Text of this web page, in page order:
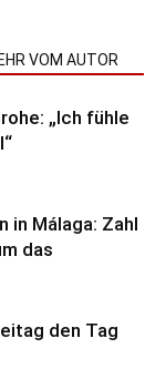
VOM AUTOR
„Ich fühle
in Málaga: Zahl
das
den Tag